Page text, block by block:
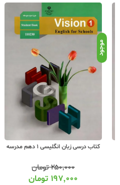
کتاب درسی زبان انگلیسی 1 دهم مدرسه
۲۵۰,۰۰۰تومان
۱۹۷,۰۰۰تومان